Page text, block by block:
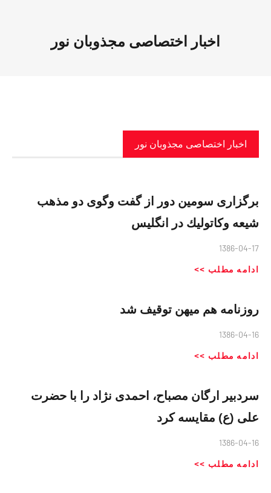
اخبار اختصاصی مجذوبان نور
اخبار اختصاصی مجذوبان نور
برگزاری سومين دور از گفت وگوی دو مذهب
شيعه وكاتوليك در انگليس
1386-04-17
ادامه مطلب >>
روزنامه هم ميهن توقيف شد
1386-04-16
ادامه مطلب >>
سردبیر ارگان مصباح، احمدی نژاد را با حضرت
علی (ع) مقایسه کرد
1386-04-16
ادامه مطلب >>